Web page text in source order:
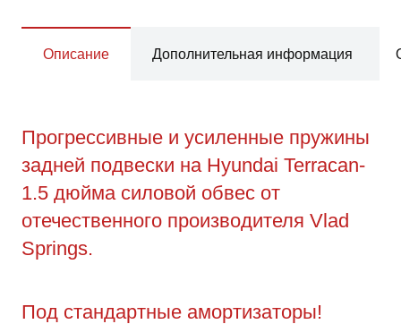
Описание Дополнительная информация
Прогрессивные и усиленные пружины
задней подвески на Hyundai Terracan-
1.5 дюйма силовой обвес от
отечественного производителя Vlad
Springs.
Под стандартные амортизаторы!